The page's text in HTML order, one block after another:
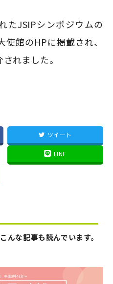
たJSIPシンポジウムの
館のHPに掲載され、
れました。
ツイート
LINE
んな記事も読んでいます。